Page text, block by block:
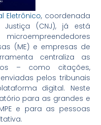
Eletrônico, coordenada
(CNJ), já está
(ME) e empresas de
centraliza as
– como citações,
pelos tribunais
digital. Neste
para as grandes e
e para as pessoas